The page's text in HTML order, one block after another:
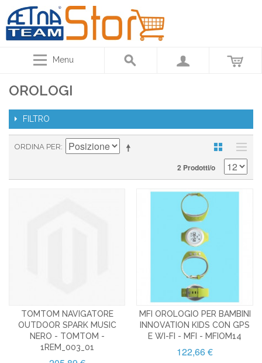
Menu
OROLOGI
FILTRO
ORDINA PER
2 Prodotti/o
TOMTOM NAVIGATORE
OUTDOOR SPARK MUSIC
NERO - TOMTOM -
1REM_003_01
MFI OROLOGIO PER BAMBINI
INNOVATION KIDS CON GPS
E WI-FI - MFI - MFIOM14
122,66 €